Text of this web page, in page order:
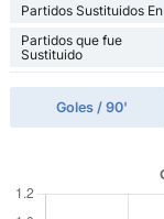
Partidos Sustituidos En
Partidos que fue
Sustituido
Goles / 90'